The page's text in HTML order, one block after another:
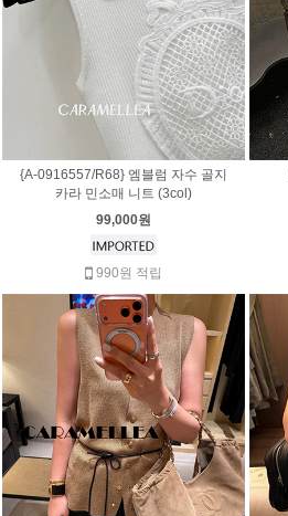
{A-0916557/R68} 엠블럼 자수 골지
카라 민소매 니트 (3col)
99,000원
990원 적립